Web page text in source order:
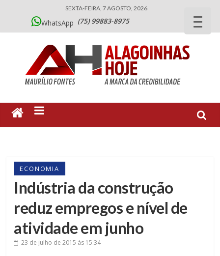
SEXTA-FEIRA, 7 AGOSTO, 2026
WhatsApp (75) 99883-8975
ECONOMIA
Indústria da construção
reduz empregos e nível de
atividade em junho
23 de julho de 2015 às 15:34